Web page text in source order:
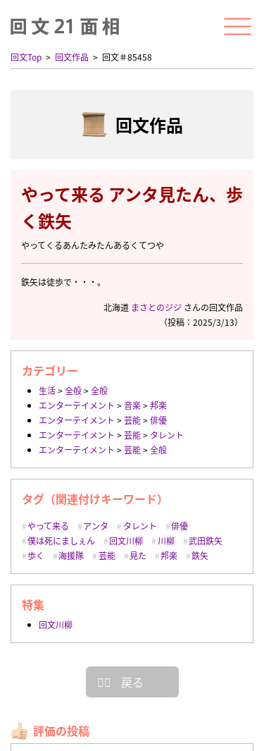
回文Top 回文作品 回文＃85458
回文作品
やって来る アンタ見たん、歩
く鉄矢
やってくるあんたみたんあるくてつや
鉄矢は徒歩で・・・。
北海道 まさとのジジ さんの回文作品
（投稿：2025/3/13）
カテゴリー
生活>全般>全般
エンターテイメント >音楽>邦楽
エンターテイメント >芸能>俳優
エンターテイメント >芸能> タレント
エンターテイメント >芸能>全般
タグ（関連付けキーワード）
やって来る アンタ タレント
俳優
僕は死にましぇん
回文川柳 川柳
武田鉄矢
歩く
海援隊 芸能 見た 邦楽 鉄矢
特集
回文川柳
戻る
評価の投稿